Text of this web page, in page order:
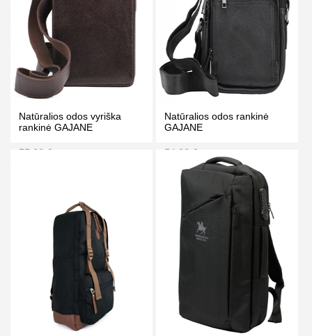
Natūralios odos vyriška
rankinė GAJANE
55.00 €
Natūralios odos rankinė
GAJANE
54.90 €
Kaina prisijungus
PIRKTI